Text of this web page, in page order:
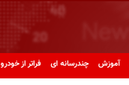
آموزش چندرسانه ای فراتر از خودرو